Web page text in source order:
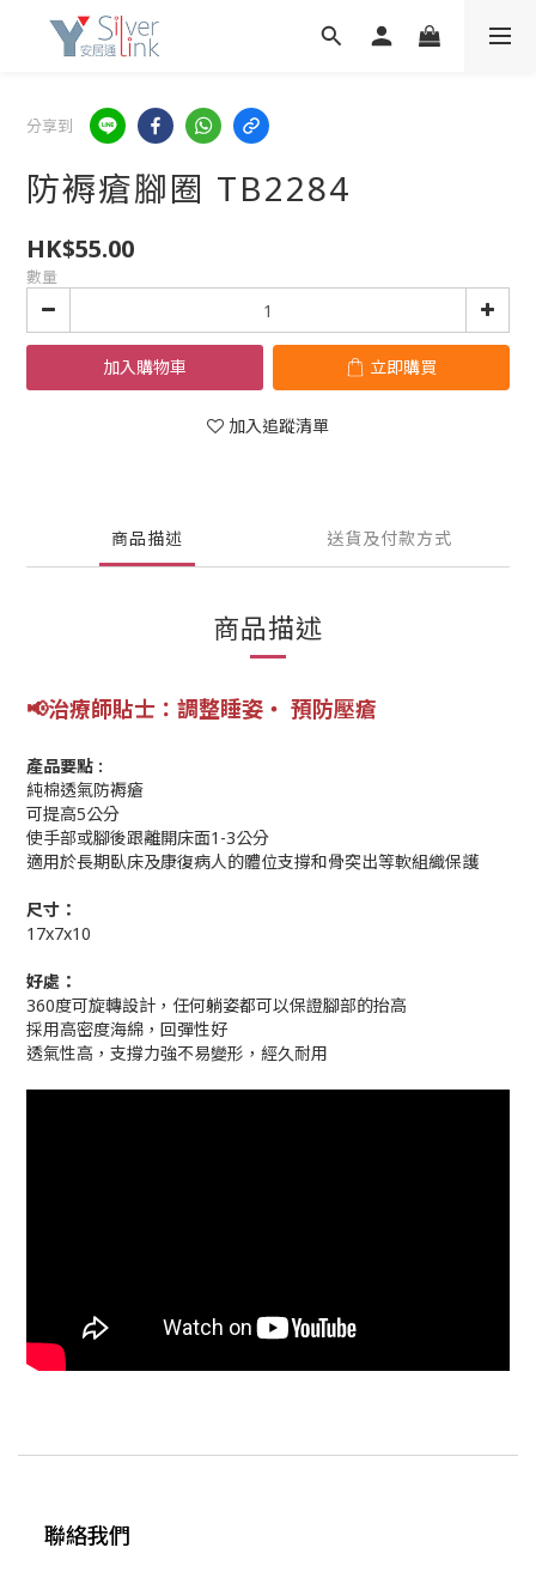
分享到
防褥瘡腳圈 TB2284
HK$55.00
數量
加入購物車 立即購買
加入追蹤清單
商品描述 送貨及付款方式
商品描述
📢治療師貼士： 調整睡姿‧ 預防壓瘡
產品要點 :
純棉透氣防褥瘡
可提高5公分
使手部或腳後跟離開床面1-3公分
適用於長期臥床及康復病人的體位支撐和骨突出等軟組織保護
尺寸：
17x7x10
好處：
360度可旋轉設計，任何躺姿都可以保證腳部的抬高
採用高密度海綿，回彈性好
透氣性高，支撐力強不易變形，經久耐用
聯絡我們